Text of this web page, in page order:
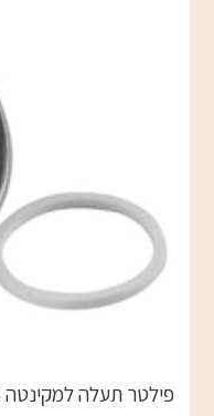
פילטר תעלה למקינטה 2 ביאלטי בריקה